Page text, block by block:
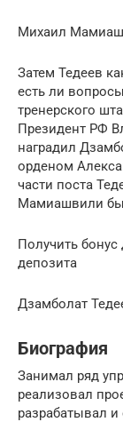
Михаил
Затем Тедеев
есть ли
тренерского
Президент РФ
наградил
орденом
части поста
Мамиашвили
Получить бонус
депозита
Дзамболат
Биография
Занимал ряд
реализовал
разрабатывал